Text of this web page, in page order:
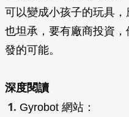
可以變成小孩子的玩具
也坦承，要有廠商投資
發的可能。
深度閱讀
Gyrobot 網站：